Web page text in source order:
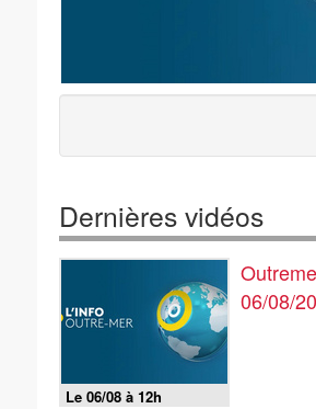
Dernières vidéos
Le 06/08 à 12h
06/08/